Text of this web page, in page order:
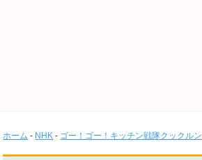
ホーム - NHK - ゴー！ゴー！キッチン戦隊クックルン